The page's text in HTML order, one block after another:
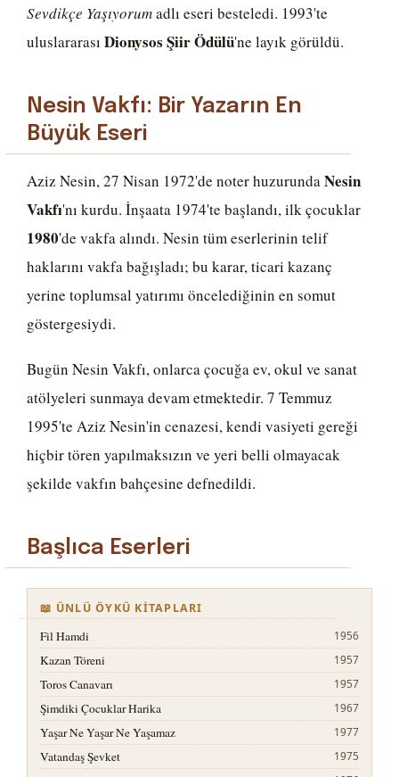
Sevdikçe Yaşıyorumadlı eseri besteledi. 1993'te
uluslararası Dionysos Şiir Ödülü'ne layık görüldü.
Nesin Vakfı: Bir Yazarın En
Büyük Eseri
Aziz Nesin, 27 Nisan 1972'de noter huzurundaNesin
Vakfı'nı kurdu. İnşaata 1974'te başlandı, ilk çocuklar
1980'de vakfa alındı. Nesin tüm eserlerinin telif
haklarını vakfa bağışladı; bu karar, ticari kazanç
yerine toplumsal yatırımı öncelediğinin en somut
göstergesiydi.
Bugün Nesin Vakfı, onlarca çocuğa ev, okul ve sanat
atölyeleri sunmaya devam etmektedir. 7 Temmuz
1995'te Aziz Nesin'in cenazesi, kendi vasiyeti gereği
hiçbir tören yapılmaksızın ve yeri belli olmayacak
şekilde vakfın bahçesine defnedildi.
Başlıca Eserleri
📖 ÜNLÜ ÖYKÜ KITAPLARI
Fil Hamdi 1956
Kazan Töreni 1957
Toros Canavarı 1957
Şimdiki Çocuklar Harika 1967
Yaşar Ne Yaşar Ne Yaşamaz 1977
Vatandaş Şevket 1975